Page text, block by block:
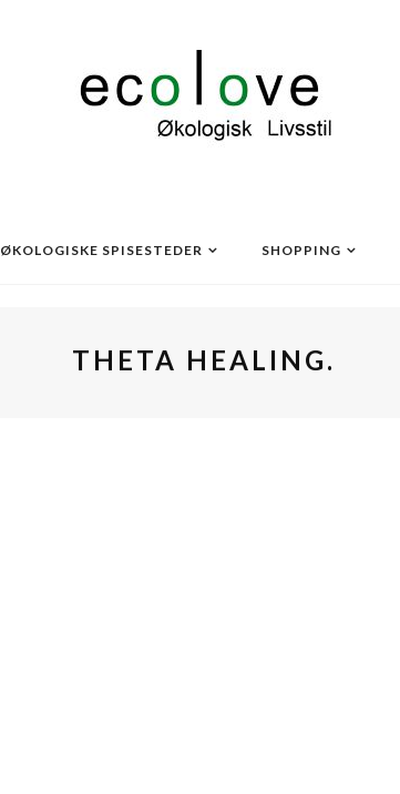
ØKOLOGISKE SPISESTEDER SHOPPING
THETA HEALING.